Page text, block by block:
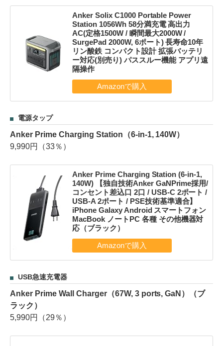
Anker Solix C1000 Portable Power
Station 1056Wh 58分満充電 高出力
AC(定格1500W / 瞬間最大2000W /
SurgePad 2000W, 6ポート) 長寿命10年
リン酸鉄 コンパクト設計 拡張バッテリ
ー対応(別売り) パススルー機能 アプリ遠
隔操作
電源タップ
Anker Prime Charging Station（6-in-1, 140W）
9,990円（33％）
Anker Prime Charging Station (6-in-1,
140W) 【独自技術Anker GaNPrime採用/
コンセント差込口 2口 / USB-C 2ポート /
USB-A 2ポート / PSE技術基準適合】
iPhone Galaxy Android スマートフォン
MacBook ノートPC 各種 その他機器対
応（ブラック）
USB急速充電器
Anker Prime Wall Charger（67W, 3 ports, GaN）（ブ
ラック）
5,990円（29％）